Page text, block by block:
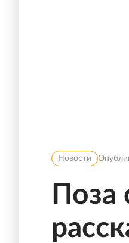
Новости